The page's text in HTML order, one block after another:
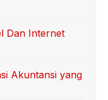
Dan Internet
Akuntansi yang